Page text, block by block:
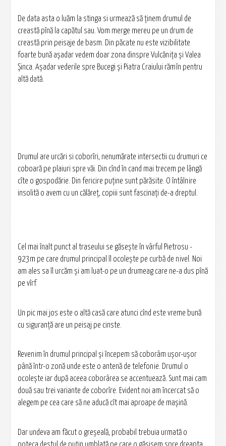
De data asta o luăm la stinga si urmează să ținem drumul de
creastă pînă la capătul sau. Vom merge mereu pe un drum de
creastă prin peisaje de basm. Din păcate nu este vizibilitate
foarte bună așadar vedem doar zona dinspre Vulcănița și Valea
Șinca. Așadar vederile spre Bucegi și Piatra Craiului rămîn pentru
altă dată.
Drumul are urcări si coborîri, nenumărate intersectii cu drumuri ce
coboară pe plaiuri spre văi. Din cînd în cand mai trecem pe lângă
cîte o gospodărie. Din fericire puține sunt părăsite. O întâlnire
insolită o avem cu un călăreț, copiii sunt fascinați de-a dreptul.
Cel mai înalt punct al traseului se găsește în vârful Pietrosu -
923m pe care drumul principal îl ocolește pe curbă de nivel. Noi
am ales sa îl urcăm și am luat-o pe un drumeag care ne-a dus pînă
pe vîrf.
Un pic mai jos este o altă casă care atunci cînd este vreme bună
cu siguranță are un peisaj pe cinste.
Revenim în drumul principal și începem să coborâm ușor-ușor
până într-o zonă unde este o antenă de telefonie. Drumul o
ocolește iar după aceea coborârea se accentuează. Sunt mai cam
două sau trei variante de coborîre. Evident noi am încercat să o
alegem pe cea care să ne aducă cît mai aproape de mașină.
Dar undeva am făcut o greșeală, probabil trebuia urmată o